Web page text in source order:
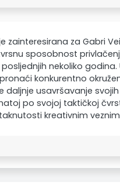
zainteresirana za Gabri
sposobnost
nekoliko godina.
konkurentno
daljnje usavršavanje
po svojoj taktičkoj
kreativnim